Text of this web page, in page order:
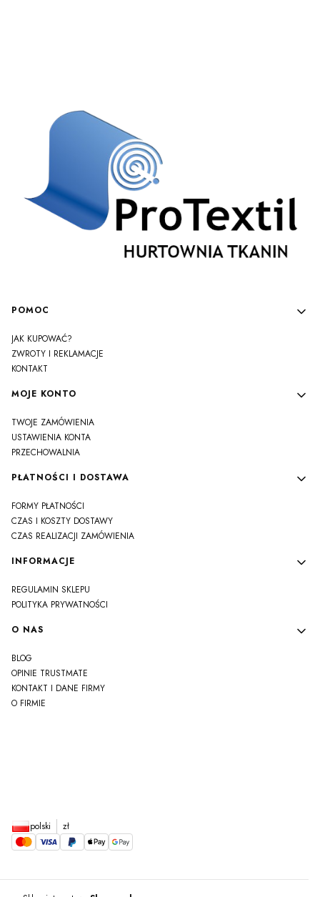
Linki w stopce
POMOC
JAK KUPOWAĆ?
ZWROTY I REKLAMACJE
KONTAKT
MOJE KONTO
TWOJE ZAMÓWIENIA
USTAWIENIA KONTA
PRZECHOWALNIA
PŁATNOŚCI I DOSTAWA
FORMY PŁATNOŚCI
CZAS I KOSZTY DOSTAWY
CZAS REALIZACJI ZAMÓWIENIA
INFORMACJE
REGULAMIN SKLEPU
POLITYKA PRYWATNOŚCI
O NAS
BLOG
OPINIE TRUSTMATE
KONTAKT I DANE FIRMY
O FIRMIE
polski zł